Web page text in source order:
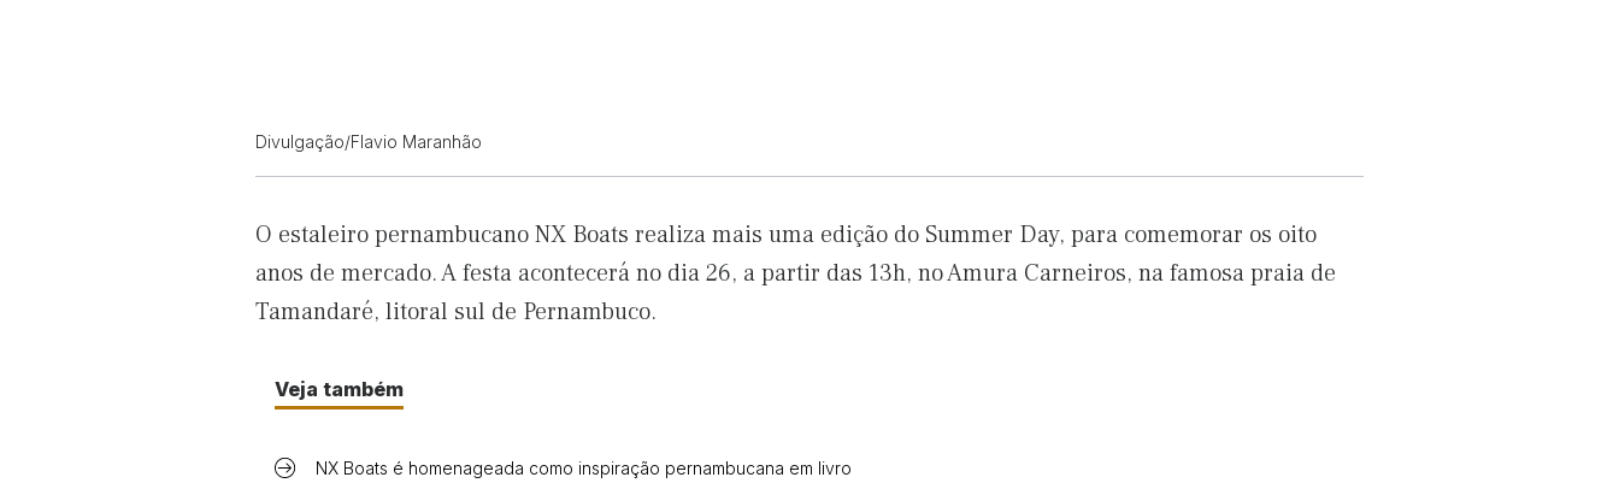
Divulgação/Flavio Maranhão
O estaleiro pernambucano NX Boats realiza mais uma edição do Summer Day, para comemorar os oito
anos de mercado. A festa acontecerá no dia 26, a partir das 13h, no Amura Carneiros, na famosa praia de
Tamandaré, litoral sul de Pernambuco.
Veja também
NX Boats é homenageada como inspiração pernambucana em livro